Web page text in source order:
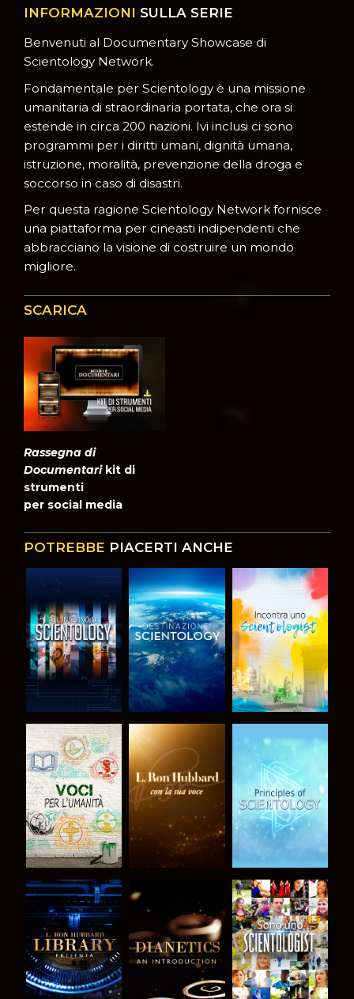
INFORMAZIONI SULLA SERIE
Benvenuti al Documentary Showcase di
Scientology Network.
Fondamentale per Scientology è una missione
umanitaria di straordinaria portata, che ora si
estende in circa 200 nazioni. Ivi inclusi ci sono
programmi per i diritti umani, dignità umana,
istruzione, moralità, prevenzione della droga e
soccorso in caso di disastri.
Per questa ragione Scientology Network fornisce
una piattaforma per cineasti indipendenti che
abbracciano la visione di costruire un mondo
migliore.
SCARICA
Rassegna di
Documentarikit di
strumenti
per social media
POTREBBE PIACERTI ANCHE
ESPLORA LE
SERIE
ESPLORA LE
SERIE
ESPLORA LE
SERIE
ESPLORA LE
SERIE
ESPLORA LE
SERIE
GUARDA